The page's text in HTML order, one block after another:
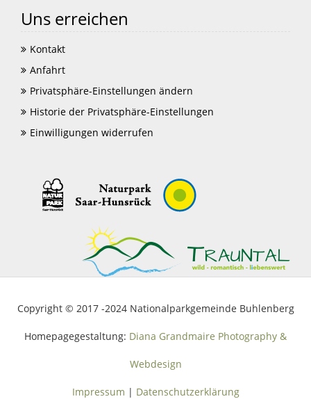
Uns erreichen
Kontakt
Anfahrt
Privatsphäre-Einstellungen ändern
Historie der Privatsphäre-Einstellungen
Einwilligungen widerrufen
Copyright © 2017 -2024 Nationalparkgemeinde Buhlenberg
Homepagegestaltung: Diana Grandmaire Photography &
Webdesign
Impressum | Datenschutzerklärung